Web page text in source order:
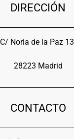
DIRECCIÓN
C/ Noria de la Paz 13
28223 Madrid
CONTACTO